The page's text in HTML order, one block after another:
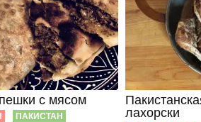
с мясом
ПАКИСТАН
лахорски